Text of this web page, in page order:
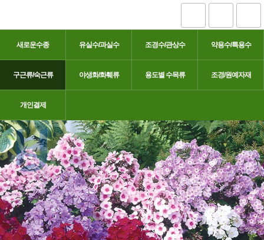
새로운수종 유실수/과실수 조경수/관상수 약용수/특용수
구근류/숙근류 야생화/화훼류 용도별 수목류 조경/원예자재
개인결제